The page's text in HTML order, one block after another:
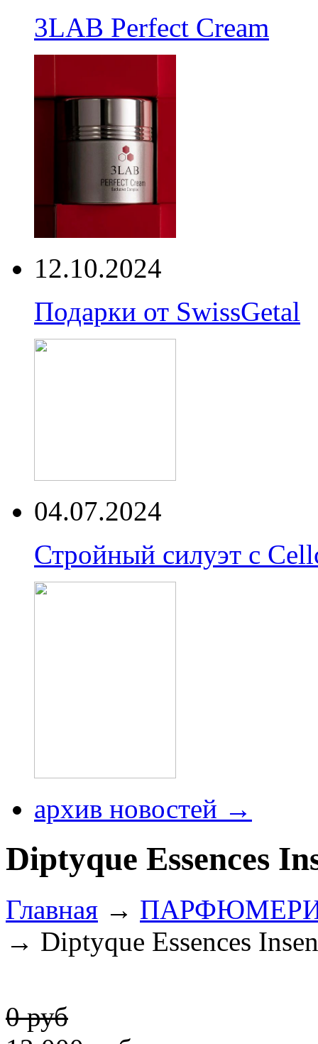
3LAB Perfect Cream
12.10.2024
Подарки от SwissGetal
04.07.2024
Стройный силуэт с
архив новостей →
Diptyque Essences
Главная →
→ Diptyque Essences
0 руб